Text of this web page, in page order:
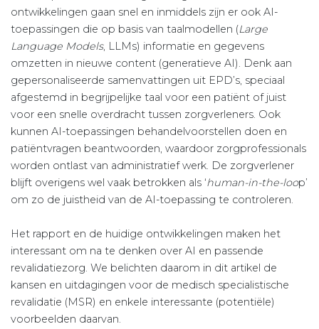
ontwikkelingen gaan snel en inmiddels zijn er ook AI-
toepassingen die op basis van taalmodellen (Large
Language Models, LLMs) informatie en gegevens
omzetten in nieuwe content (generatieve AI). Denk aan
gepersonaliseerde samenvattingen uit EPD’s, speciaal
afgestemd in begrijpelijke taal voor een patiënt of juist
voor een snelle overdracht tussen zorgverleners. Ook
kunnen AI-toepassingen behandelvoorstellen doen en
patiëntvragen beantwoorden, waardoor zorgprofessionals
worden ontlast van administratief werk. De zorgverlener
blijft overigens wel vaak betrokken als ‘human-in-the-loop’
om zo de juistheid van de AI-toepassing te controleren.
Het rapport en de huidige ontwikkelingen maken het
interessant om na te denken over AI en passende
revalidatiezorg. We belichten daarom in dit artikel de
kansen en uitdagingen voor de medisch specialistische
revalidatie (MSR) en enkele interessante (potentiële)
voorbeelden daarvan.